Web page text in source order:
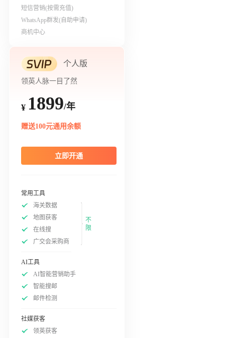
短信营销(按需充值)
WhatsApp群发(自助申请)
商机中心
个人版
领英人脉一目了然
¥ 1899/年
赠送100元通用余额
立即开通
常用工具
海关数据
地图获客
在线搜
广交会采购商
不
限
AI工具
AI智能营销助手
智能搜邮
邮件检测
社媒获客
领英获客